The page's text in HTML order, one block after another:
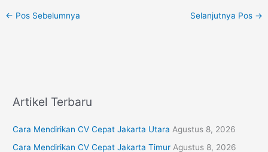
← Pos Sebelumnya Selanjutnya Pos →
Artikel Terbaru
Cara Mendirikan CV Cepat Jakarta Utara Agustus 8, 2026
Cara Mendirikan CV Cepat Jakarta Timur Agustus 8, 2026